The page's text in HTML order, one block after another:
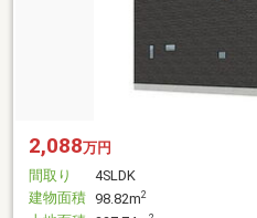
2,088万円
間取り
4SLDK
建物面積 98.82m2